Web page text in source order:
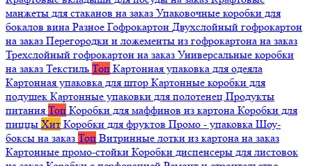
манжеты для стаканов на заказ Упаковочные коробки для
бокалов вина Разное Гофрокартон Двухслойный гофрокартон
на заказ Перегородки и ложементы из гофрокартона на заказ
Трехслойный гофрокартон на заказ Универсальные коробки
на заказ Текстиль Топ Картонная упаковка для одеяла
Картонная упаковка для штор Картонные коробки для
подушек Картонные упаковки для полотенец Продукты
питания Топ Коробки для маффинов из картона Коробки для
пиццы Хит Коробки для фруктов Промо - упаковка Шоу-
боксы на заказ Топ Витринные лотки из картона на заказ
Картонные промо-стойки Коробки диспенсеры для листовок